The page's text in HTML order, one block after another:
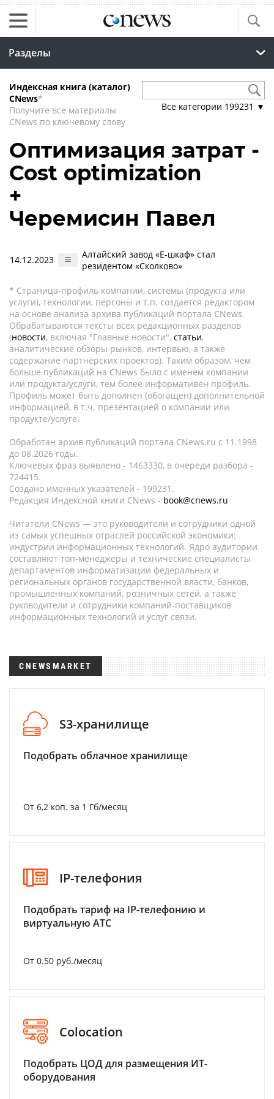
Разделы
Индексная книга (каталог)
CNews*
Получите все материалы
CNews по ключевому слову
Все категории 199231 ▼
Оптимизация затрат -
Cost optimization
+
Черемисин Павел
14.12.2023
Алтайский завод «Е-шкаф» стал
резидентом «Сколково»
* Страница-профиль компании, системы (продукта или
услуги), технологии, персоны и т.п. создается редактором
на основе анализа архива публикаций портала CNews.
Обрабатываются тексты всех редакционных разделов
(новости, включая "Главные новости", статьи,
аналитические обзоры рынков, интервью, а также
содержание партнёрских проектов). Таким образом, чем
больше публикаций на CNews было с именем компании
или продукта/услуги, тем более информативен профиль.
Профиль может быть дополнен (обогащен) дополнительной
информацией, в т.ч. презентацией о компании или
продукте/услуге.
Обработан архив публикаций портала CNews.ru c 11.1998
до 08.2026 годы.
Ключевых фраз выявлено - 1463330, в очереди разбора -
724415.
Создано именных указателей - 199231.
Редакция Индексной книги CNews - book@cnews.ru
Читатели CNews — это руководители и сотрудники одной
из самых успешных отраслей российской экономики:
индустрии информационных технологий. Ядро аудитории
составляют топ-менеджеры и технические специалисты
департаментов информатизации федеральных и
региональных органов государственной власти, банков,
промышленных компаний, розничных сетей, а также
руководители и сотрудники компаний-поставщиков
информационных технологий и услуг связи.
CNEWSMARKET
S3-хранилище
Подобрать облачное хранилище
От 6,2 коп. за 1 Гб/месяц
IP-телефония
Подобрать тариф на IP-телефонию и
виртуальную АТС
От 0.50 руб./месяц
Colocation
Подобрать ЦОД для размещения ИТ-
оборудования